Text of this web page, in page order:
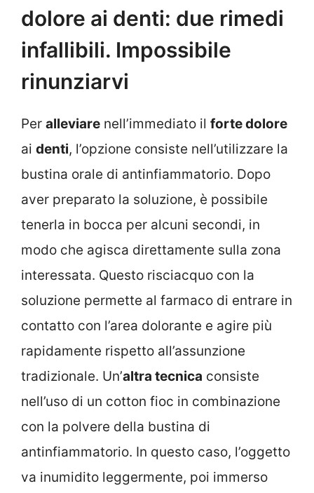
dolore ai denti: due rimedi
infallibili. Impossibile
rinunziarvi
Per alleviare nell’immediato il forte dolore
ai denti, l’opzione consiste nell’utilizzare la
bustina orale di antinfiammatorio. Dopo
aver preparato la soluzione, è possibile
tenerla in bocca per alcuni secondi, in
modo che agisca direttamente sulla zona
interessata. Questo risciacquo con la
soluzione permette al farmaco di entrare in
contatto con l’area dolorante e agire più
rapidamente rispetto all’assunzione
tradizionale. Un’altra tecnica consiste
nell’uso di un cotton fioc in combinazione
con la polvere della bustina di
antinfiammatorio. In questo caso, l’oggetto
va inumidito leggermente, poi immerso